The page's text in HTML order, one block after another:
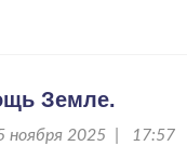
Земле.
ноября 2025 | 17:57